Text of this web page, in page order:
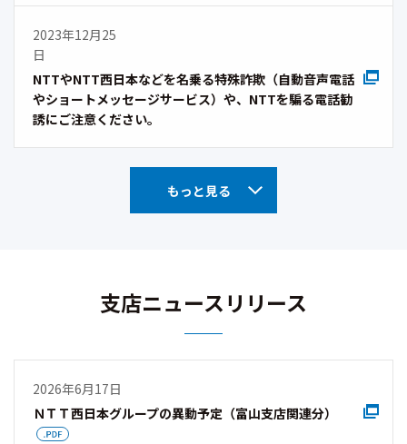
2023年12月25
日
NTTやNTT西日本などを名乗る特殊詐欺（自動音声電話
やショートメッセージサービス）や、NTTを騙る電話勧
誘にご注意ください。
もっと見る
支店ニュースリリース
2026年6月17日
ＮＴＴ西日本グループの異動予定（富山支店関連分）